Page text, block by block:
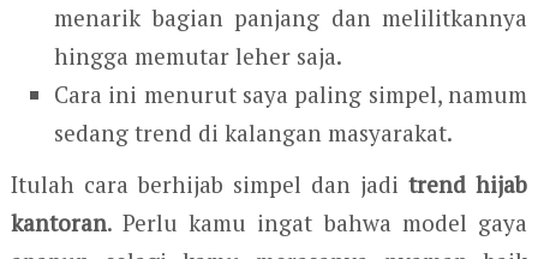
menarik bagian panjang dan melilitkannya
hingga memutar leher saja.
Cara ini menurut saya paling simpel, namum
sedang trend di kalangan masyarakat.
Itulah cara berhijab simpel dan jaditrend hijab
kantoran. Perlu kamu ingat bahwa model gaya